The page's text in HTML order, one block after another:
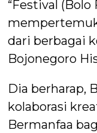
“Festival (Bolo
dari berbagai
Bojonegoro
Dia berharap,
kolaborasi
Bermanfaa